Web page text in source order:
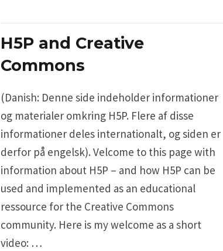
H5P and Creative
Commons
(Danish: Denne side indeholder informationer
og materialer omkring H5P. Flere af disse
informationer deles internationalt, og siden er
derfor på engelsk). Velcome to this page with
information about H5P – and how H5P can be
used and implemented as an educational
ressource for the Creative Commons
community. Here is my welcome as a short
video: …